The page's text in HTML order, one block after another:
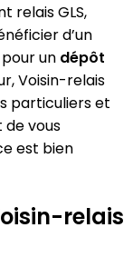
relais GLS,
d’un
un dépôt
Voisin-relais
particuliers et
de vous
est bien
relais